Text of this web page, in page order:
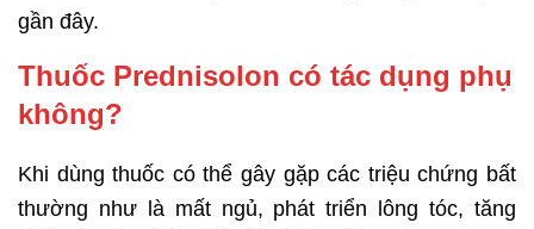
gần đây.
Thuốc Prednisolon có tác dụng phụ
không?
Khi dùng thuốc có thể gây gặp các triệu chứng bất
thường như là mất ngủ, phát triển lông tóc, tăng